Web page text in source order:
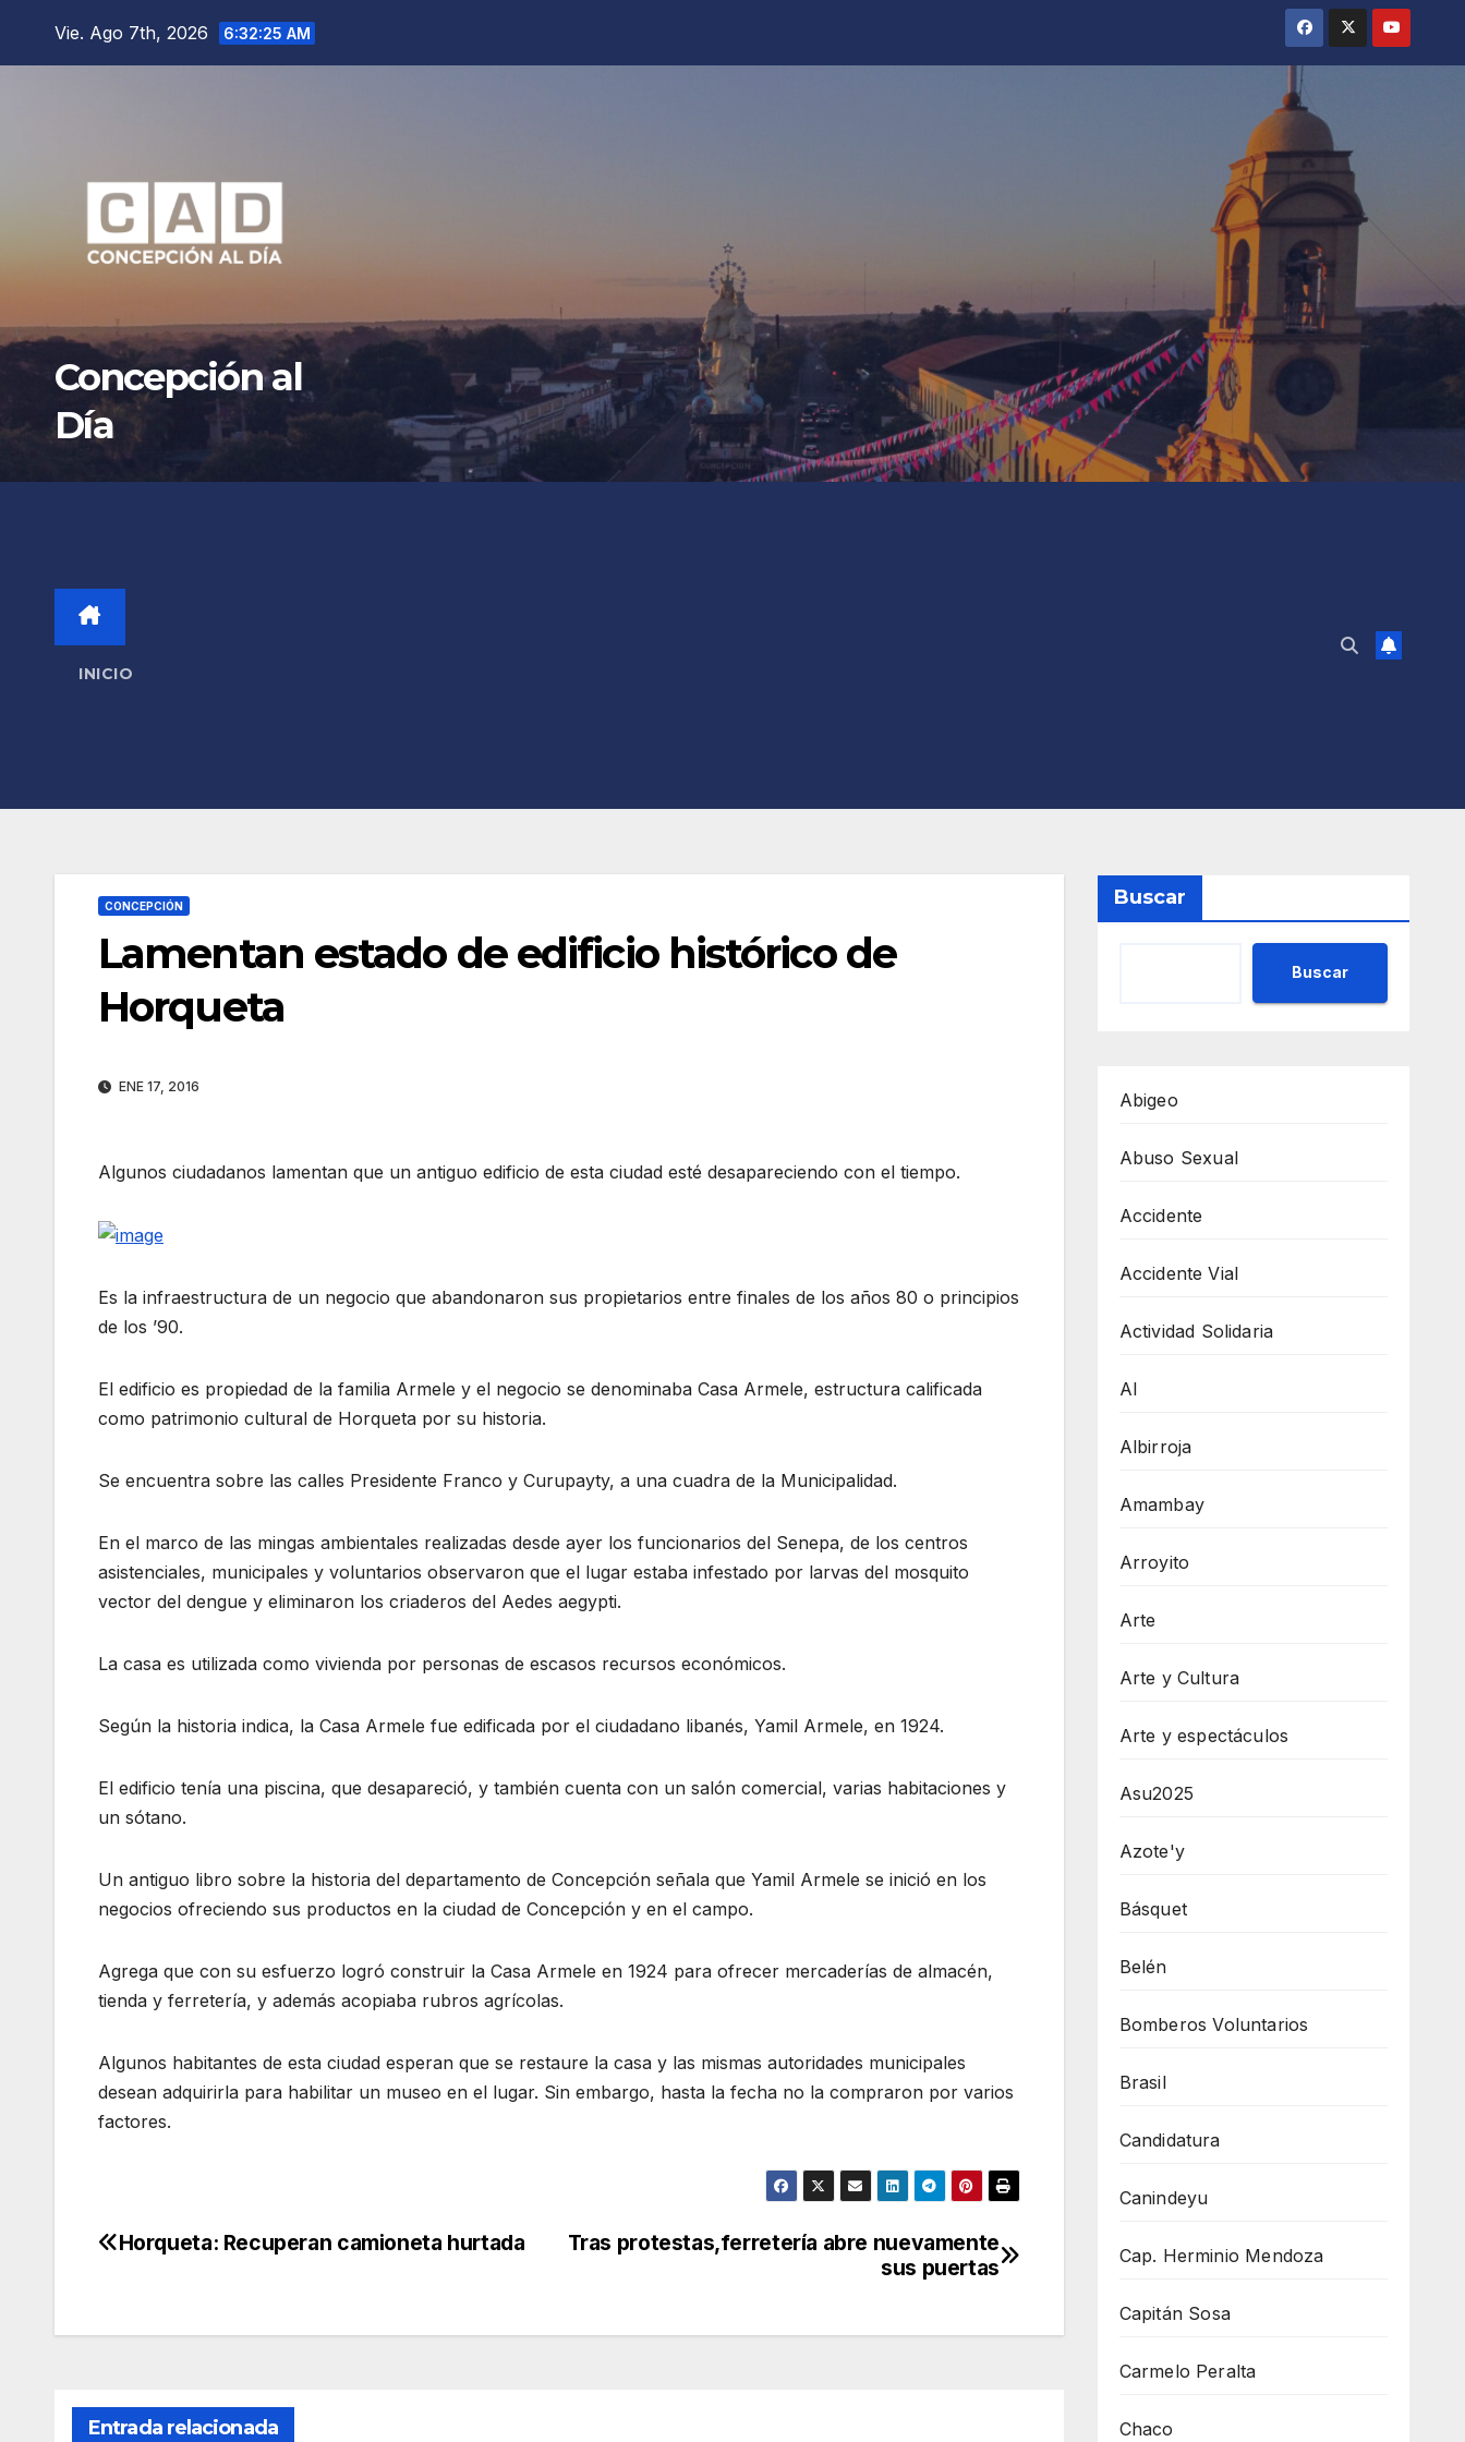
Vie. Ago 7th, 2026 6:32:27 AM
Concepción al
Día
INICIO
CONCEPCIÓN
Lamentan estado de edificio histórico de
Horqueta
ENE 17, 2016
Algunos ciudadanos lamentan que un antiguo edificio de esta ciudad esté desapareciendo con el tiempo.
Es la infraestructura de un negocio que abandonaron sus propietarios entre finales de los años 80 o principios
de los ’90.
El edificio es propiedad de la familia Armele y el negocio se denominaba Casa Armele, estructura calificada
como patrimonio cultural de Horqueta por su historia.
Se encuentra sobre las calles Presidente Franco y Curupayty, a una cuadra de la Municipalidad.
En el marco de las mingas ambientales realizadas desde ayer los funcionarios del Senepa, de los centros
asistenciales, municipales y voluntarios observaron que el lugar estaba infestado por larvas del mosquito
vector del dengue y eliminaron los criaderos del Aedes aegypti.
La casa es utilizada como vivienda por personas de escasos recursos económicos.
Según la historia indica, la Casa Armele fue edificada por el ciudadano libanés, Yamil Armele, en 1924.
El edificio tenía una piscina, que desapareció, y también cuenta con un salón comercial, varias habitaciones y
un sótano.
Un antiguo libro sobre la historia del departamento de Concepción señala que Yamil Armele se inició en los
negocios ofreciendo sus productos en la ciudad de Concepción y en el campo.
Agrega que con su esfuerzo logró construir la Casa Armele en 1924 para ofrecer mercaderías de almacén,
tienda y ferretería, y además acopiaba rubros agrícolas.
Algunos habitantes de esta ciudad esperan que se restaure la casa y las mismas autoridades municipales
desean adquirirla para habilitar un museo en el lugar. Sin embargo, hasta la fecha no la compraron por varios
factores.
Navegación
entradas
Tras protestas,ferretería abre nuevamente
sus puertas
Horqueta: Recuperan camioneta hurtada
Entrada relacionada
Buscar
Buscar
Abigeo
Abuso Sexual
Accidente
Accidente Vial
Actividad Solidaria
AI
Albirroja
Amambay
Arroyito
Arte
Arte y Cultura
Arte y espectáculos
Asu2025
Azote'y
Básquet
Belén
Bomberos Voluntarios
Brasil
Candidatura
Canindeyu
Cap. Herminio Mendoza
Capitán Sosa
Carmelo Peralta
Chaco